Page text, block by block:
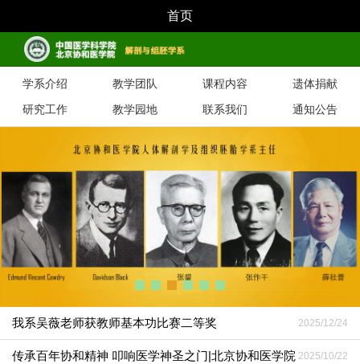
首页
学系介绍 教学团队 课程内容
遗体捐献
研究工作
教学园地 联系我们 通知公告
2025/12/24
我系吴薇老师获教师基本功比赛二等奖
2025/10/22
传承百年协和精神 叩响医学神圣之门|北京协和医学院